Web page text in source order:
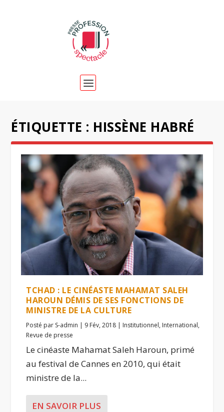
ÉTIQUETTE : HISSÈNE HABRÉ
TCHAD : LE CINÉASTE MAHAMAT SALEH
HAROUN DÉMIS DE SES FONCTIONS DE
MINISTRE DE LA CULTURE
Posté par S-admin | 9 Fév, 2018 | Institutionnel, International,
Revue de presse
Le cinéaste Mahamat Saleh Haroun, primé
au festival de Cannes en 2010, qui était
ministre de la...
EN SAVOIR PLUS